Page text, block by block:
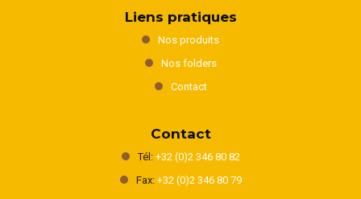
Liens pratiques
Nos produits
Nos folders
Contact
Contact
Tél: +32 (0)2 346 80 82
Fax: +32 (0)2 346 80 79